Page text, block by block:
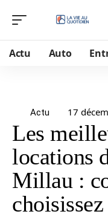
Actu Auto
Actu 17
Les
locations
Millau :
choisissez